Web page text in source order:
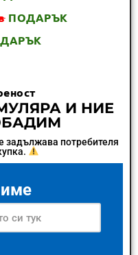
ПОДАРЪК
И НИЕ
задължава потребителя